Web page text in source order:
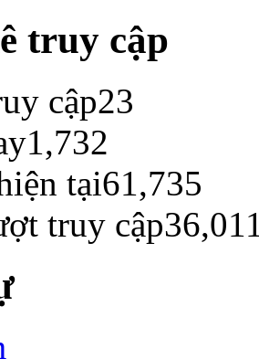
truy cập
cập23
1,732
tại61,735
truy cập